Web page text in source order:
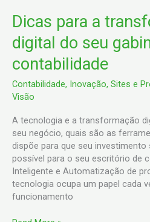
Dicas para a
digital do seu
contabilidade
Contabilidade, Inovação, Sites e
Visão
A tecnologia e a transformação
seu negócio, quais são as
dispõe para que seu investimento
possível para o seu escritório de
Inteligente e Automatização de
tecnologia ocupa um papel cada
funcionamento
Dicas
para
a
transformação
digital
do
seu
de
contabilidade